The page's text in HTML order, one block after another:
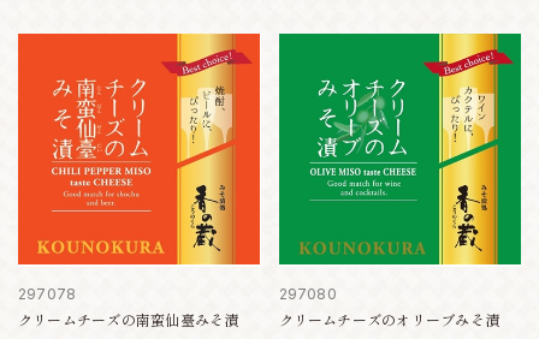
297078
クリームチーズの南蛮仙臺みそ漬
297080
クリームチーズのオリーブみそ漬